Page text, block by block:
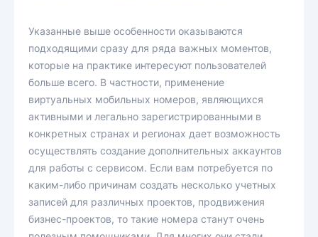
Указанные выше особенности оказываются
подходящими сразу для ряда важных моментов,
которые на практике интересуют пользователей
больше всего. В частности, применение
виртуальных мобильных номеров, являющихся
активными и легально зарегистрированными в
конкретных странах и регионах дает возможность
осуществлять создание дополнительных аккаунтов
для работы с сервисом. Если вам потребуется по
каким-либо причинам создать несколько учетных
записей для различных проектов, продвижения
бизнес-проектов, то такие номера станут очень